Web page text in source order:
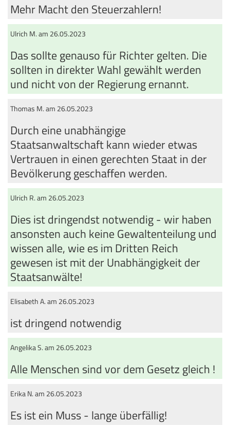
Mehr Macht den Steuerzahlern!
Ulrich M. am 26.05.2023
Das sollte genauso für Richter gelten. Die
sollten in direkter Wahl gewählt werden
und nicht von der Regierung ernannt.
Thomas M. am 26.05.2023
Durch eine unabhängige
Staatsanwaltschaft kann wieder etwas
Vertrauen in einen gerechten Staat in der
Bevölkerung geschaffen werden.
Ulrich R. am 26.05.2023
Dies ist dringendst notwendig - wir haben
ansonsten auch keine Gewaltenteilung und
wissen alle, wie es im Dritten Reich
gewesen ist mit der Unabhängigkeit der
Staatsanwälte!
Elisabeth A. am 26.05.2023
ist dringend notwendig
Angelika S. am 26.05.2023
Alle Menschen sind vor dem Gesetz gleich !
Erika N. am 26.05.2023
Es ist ein Muss - lange überfällig!